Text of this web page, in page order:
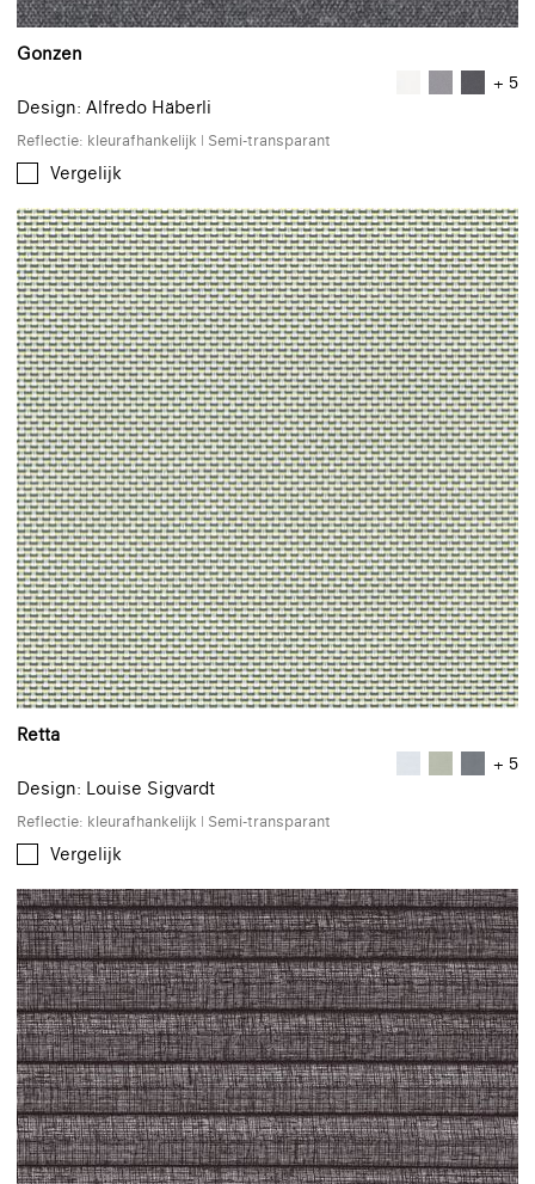
Gonzen
+ 5
Design: Alfredo Häberli
Reflectie: kleurafhankelijk | Semi-transparant
Vergelijk
Retta
+ 5
Design: Louise Sigvardt
Reflectie: kleurafhankelijk | Semi-transparant
Vergelijk